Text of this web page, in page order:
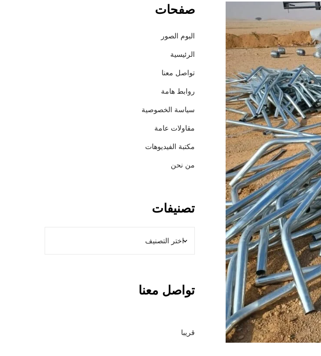
ر
ك
ة
إ
ع
م
ا
ر
ل
ل
م
ق
ا
و
ل
ا
ت
ب
ا
ل
ر
ي
ا
ض
م
ق
صفحات
البوم الصور
الرئيسية
تواصل معنا
روابط هامة
سياسة الخصوصية
مقاولات عامة
مكتبة الفيديوهات
من نحن
تصنيفات
تواصل معنا
قريبا